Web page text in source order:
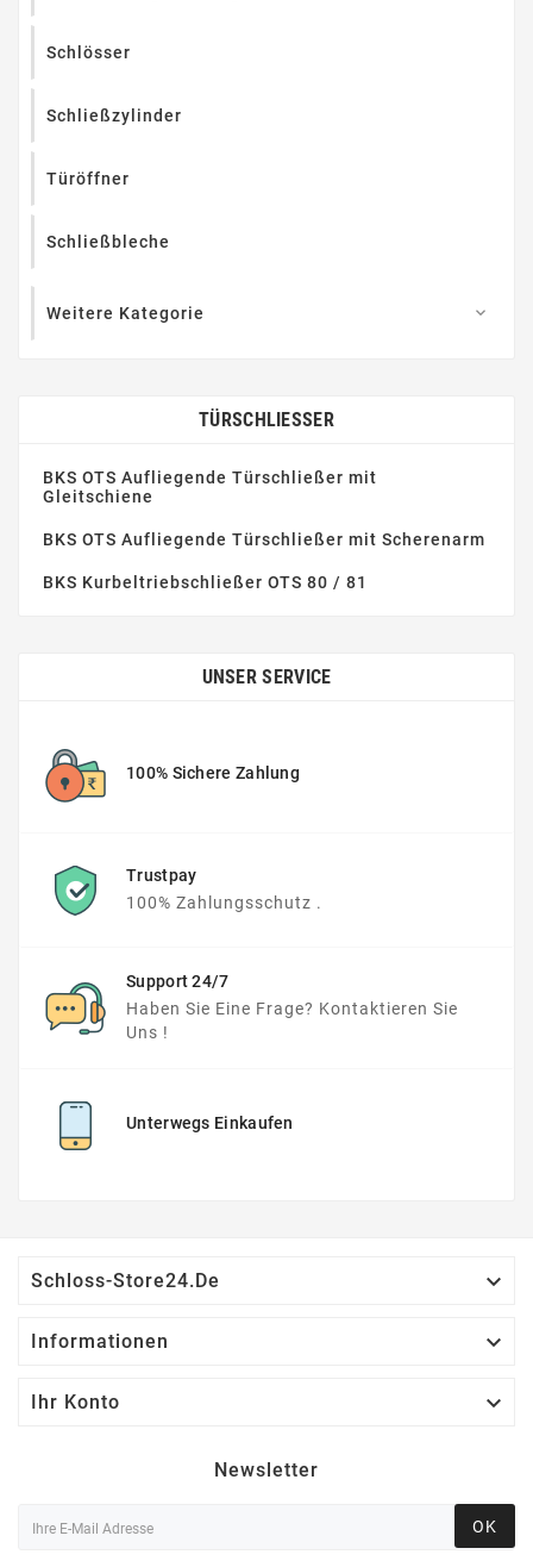
Schlösser
Schließzylinder
Türöffner
Schließbleche
Weitere Kategorie 
TÜRSCHLIESSER
BKS OTS Aufliegende Türschließer mit
Gleitschiene
BKS OTS Aufliegende Türschließer mit Scherenarm
BKS Kurbeltriebschließer OTS 80 / 81
UNSER SERVICE
100% Sichere Zahlung
Trustpay
100% Zahlungsschutz .
Support 24/7
Haben Sie Eine Frage? Kontaktieren Sie
Uns !
Unterwegs Einkaufen
Schloss-Store24.de 
Informationen 
Ihr Konto 
Newsletter
OK